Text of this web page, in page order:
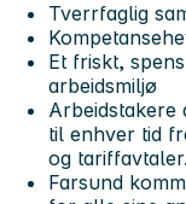
Tverrfaglig
Et friskt,
arbeidsmiljø
Arbeidstakere
til enhver tid
og tariffavtaler.
Farsund